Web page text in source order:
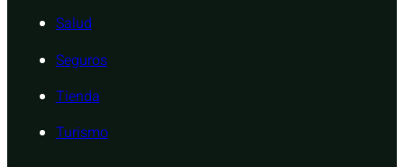
Salud
Seguros
Tienda
Turismo